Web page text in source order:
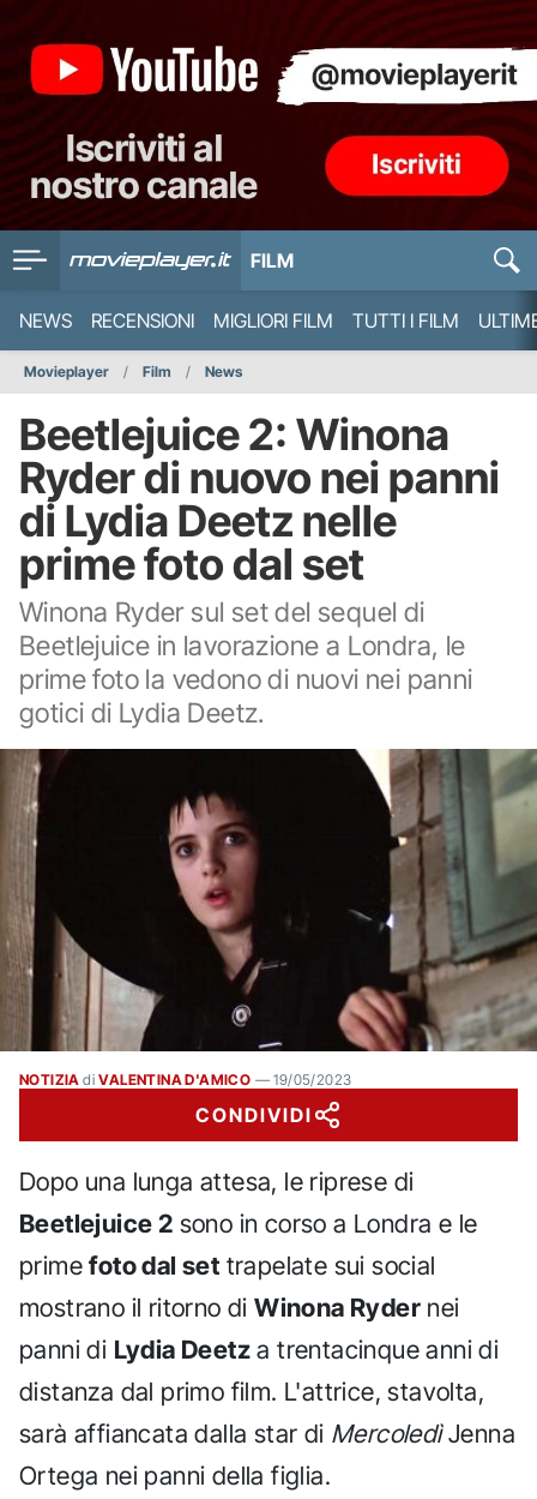
FILM
NEWS RECENSIONI MIGLIORI FILM TUTTI I FILM
Movieplayer Film News
Beetlejuice 2: Winona
Ryder di nuovo nei panni
di Lydia Deetz nelle
prime foto dal set
Winona Ryder sul set del sequel di
Beetlejuice in lavorazione a Londra, le
prime foto la vedono di nuovi nei panni
gotici di Lydia Deetz.
NOTIZIA di VALENTINA D'AMICO —19/05/2023
CONDIVIDI
Dopo una lunga attesa, le riprese di
Beetlejuice 2 sono in corso a Londra e le
primefoto dal set trapelate sui social
mostrano il ritorno diWinona Ryder nei
panni di Lydia Deetz a trentacinque anni di
distanza dal primo film. L'attrice, stavolta,
sarà affiancata dalla star di MercoledìJenna
Ortega nei panni della figlia.